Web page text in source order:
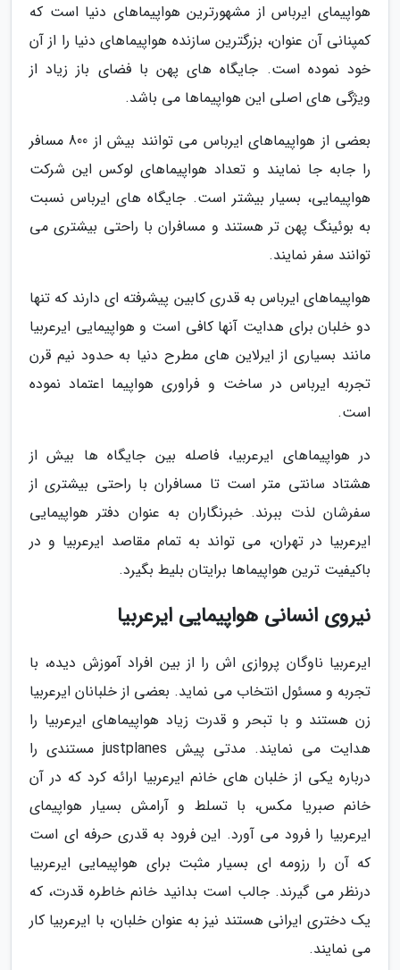
هواپیمای ایرباس از مشهورترین هواپیماهای دنیا است که
کمپنانی آن عنوان، بزرگترین سازنده هواپیماهای دنیا را از آن
خود نموده است. جایگاه های پهن با فضای باز زیاد از
ویژگی های اصلی این هواپیماها می باشد.
بعضی از هواپیماهای ایرباس می توانند بیش از 800 مسافر
را جابه جا نمایند و تعداد هواپیماهای لوکس این شرکت
هواپیمایی، بسیار بیشتر است. جایگاه های ایرباس نسبت
به بوئینگ پهن تر هستند و مسافران با راحتی بیشتری می
توانند سفر نمایند.
هواپیماهای ایرباس به قدری کابین پیشرفته ای دارند که تنها
دو خلبان برای هدایت آنها کافی است و هواپیمایی ایرعربیا
مانند بسیاری از ایرلاین های مطرح دنیا به حدود نیم قرن
تجربه ایرباس در ساخت و فراوری هواپیما اعتماد نموده
است.
در هواپیماهای ایرعربیا، فاصله بین جایگاه ها بیش از
هشتاد سانتی متر است تا مسافران با راحتی بیشتری از
سفرشان لذت ببرند. خبرنگاران به عنوان دفتر هواپیمایی
ایرعربیا در تهران، می تواند به تمام مقاصد ایرعربیا و در
باکیفیت ترین هواپیماها برایتان بلیط بگیرد.
نیروی انسانی هواپیمایی ایرعربیا
ایرعربیا ناوگان پروازی اش را از بین افراد آموزش دیده، با
تجربه و مسئول انتخاب می نماید. بعضی از خلبانان ایرعربیا
زن هستند و با تبحر و قدرت زیاد هواپیماهای ایرعربیا را
هدایت می نمایند. مدتی پیش justplanes مستندی را
درباره یکی از خلبان های خانم ایرعربیا ارائه کرد که در آن
خانم صبریا مکس، با تسلط و آرامش بسیار هواپیمای
ایرعربیا را فرود می آورد. این فرود به قدری حرفه ای است
که آن را رزومه ای بسیار مثبت برای هواپیمایی ایرعربیا
درنظر می گیرند. جالب است بدانید خانم خاطره قدرت، که
یک دختری ایرانی هستند نیز به عنوان خلبان، با ایرعربیا کار
می نمایند.